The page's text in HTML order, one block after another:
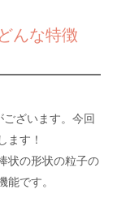
んな特徴
ざいます。今回
ます！
状の形状の粒子の
です。